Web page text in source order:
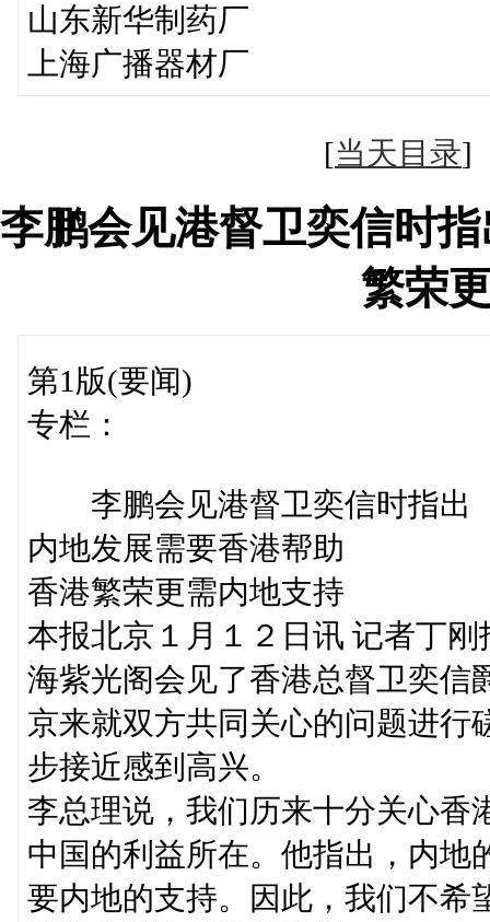
山东新华制药厂
上海广播器材厂
[当天目录
李鹏会见港督卫奕信时
繁荣
第1版(要闻)
专栏：
李鹏会见港督卫奕信时指出
内地发展需要香港帮助
香港繁荣更需内地支持
本报北京１月１２日讯 记者丁
海紫光阁会见了香港总督卫奕信
京来就双方共同关心的问题进行
步接近感到高兴。
李总理说，我们历来十分关心香
中国的利益所在。他指出，内地
要内地的支持。因此，我们不希